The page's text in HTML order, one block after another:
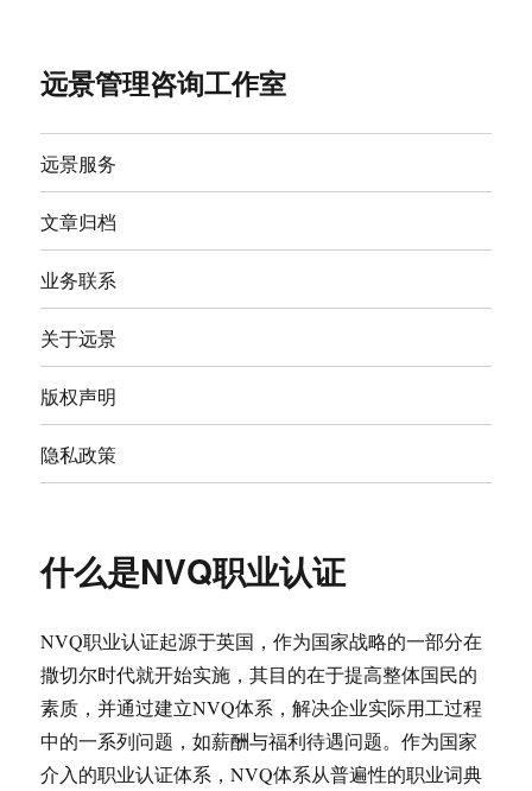
远景管理咨询工作室
远景服务
文章归档
业务联系
关于远景
版权声明
隐私政策
什么是NVQ职业认证
NVQ职业认证起源于英国，作为国家战略的一部分在
撒切尔时代就开始实施，其目的在于提高整体国民的
素质，并通过建立NVQ体系，解决企业实际用工过程
中的一系列问题，如薪酬与福利待遇问题。作为国家
介入的职业认证体系，NVQ体系从普遍性的职业词典